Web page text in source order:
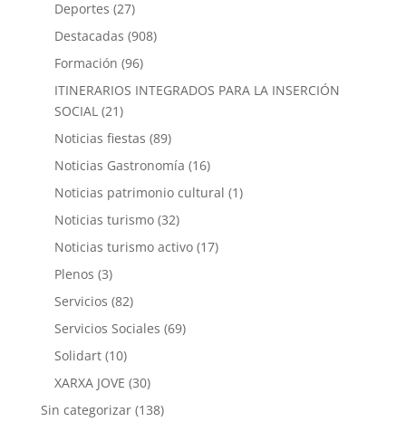
Deportes (27)
Destacadas (908)
Formación (96)
ITINERARIOS INTEGRADOS PARA LA INSERCIÓN
SOCIAL (21)
Noticias fiestas (89)
Noticias Gastronomía (16)
Noticias patrimonio cultural (1)
Noticias turismo(32)
Noticias turismo activo(17)
Plenos (3)
Servicios (82)
Servicios Sociales (69)
Solidart(10)
XARXA JOVE (30)
Sin categorizar(138)